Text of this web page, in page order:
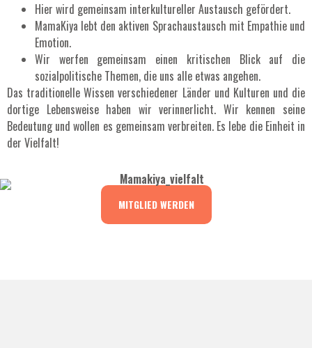
Hier wird gemeinsam interkultureller Austausch gefördert.
MamaKiya lebt den aktiven Sprachaustausch mit Empathie und
Emotion.
Wir werfen gemeinsam einen kritischen Blick auf die
sozialpolitische Themen, die uns alle etwas angehen.
Das traditionelle Wissen verschiedener Länder und Kulturen und die
dortige Lebensweise haben wir verinnerlicht. Wir kennen seine
Bedeutung und wollen es gemeinsam verbreiten. Es lebe die Einheit in
der Vielfalt!
MITGLIED WERDEN